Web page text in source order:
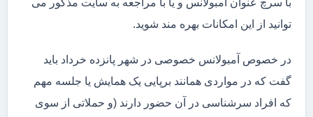
با سرچ عنوان آمبولانس و یا با مراجعه به سایت مذکور می
توانید از این امکانات بهره مند شوید.
در خصوص آمبولانس خصوصی در شهر پانزده خرداد باید
گفت که در مواردی همانند برپایی یک همایش یا جلسه مهم
که افراد سرشناسی در آن حضور دارند (و حملاتی از سوی